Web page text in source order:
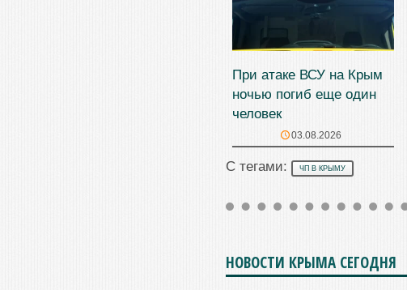
При атаке ВСУ на Крым
ночью погиб еще один
человек
03.08.2026
С тегами: ЧП В КРЫМУ
НОВОСТИ КРЫМА СЕГОДНЯ